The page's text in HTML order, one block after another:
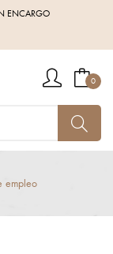
ENCARGO
0
empleo